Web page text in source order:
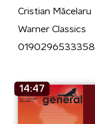
Cristian Măcelaru
Warner Classics
0190296533358
14:47